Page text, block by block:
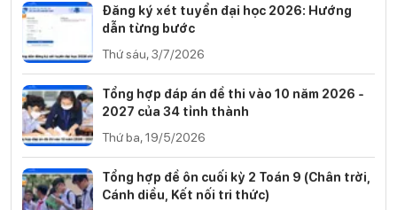
Đăng ký xét tuyển đại học 2026: Hướng
dẫn từng bước
Thứ sáu, 3/7/2026
Tổng hợp đáp án đề thi vào 10 năm 2026 -
2027 của 34 tỉnh thành
Thứ ba, 19/5/2026
Tổng hợp đề ôn cuối kỳ 2 Toán 9 (Chân trời,
Cánh diều, Kết nối tri thức)